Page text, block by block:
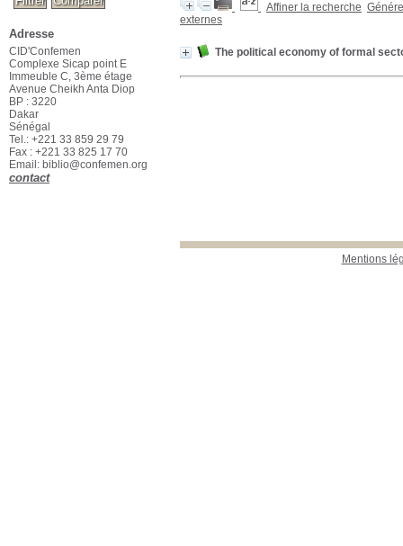
Affiner la recherche
externes
The political economy of formal
Mentions
Adresse
CID'Confemen
Complexe Sicap point E
Immeuble C, 3ème étage
Avenue Cheikh Anta Diop
BP : 3220
Dakar
Sénégal
Tel.: +221 33 859 29 79
Fax : +221 33 825 17 70
Email: biblio@confemen.org
contact